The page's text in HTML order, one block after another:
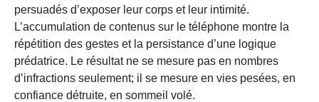
persuadés d’exposer leur corps et leur intimité.
L’accumulation de contenus sur le téléphone montre la
répétition des gestes et la persistance d’une logique
prédatrice. Le résultat ne se mesure pas en nombres
d’infractions seulement; il se mesure en vies pesées, en
confiance détruite, en sommeil volé.